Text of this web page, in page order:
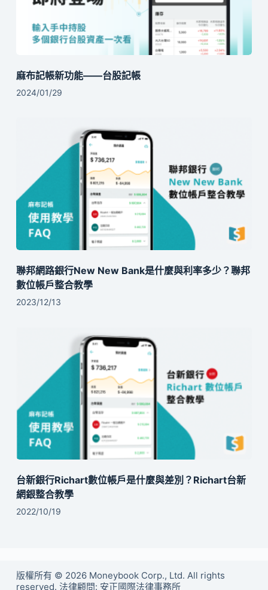
麻布記帳新功能——台股記帳
2024/01/29
聯邦網路銀行New New Bank是什麼與利率多少？聯邦
數位帳戶整合教學
2023/12/13
台新銀行Richart數位帳戶是什麼與差別？Richart台新
網銀整合教學
2022/10/19
版權所有 © 2026 Moneybook Corp., Ltd. All rights
reserved. 法律顧問: 安正國際法律事務所